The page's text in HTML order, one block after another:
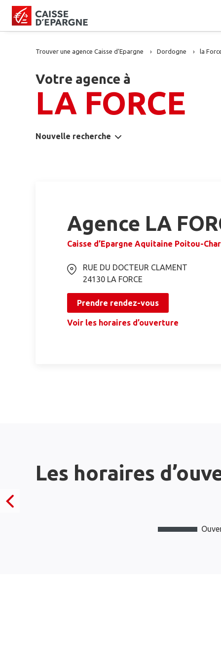
Trouver une agence Caisse d’Epargne Dordogne la
Votre agence à
LA FORCE
Nouvelle recherche
Agence LA
Caisse d’Epargne Aquitaine Poitou-
RUE DU DOCTEUR CLAMENT
24130 LA FORCE
Prendre rendez-vous
Voir les horaires d’ouverture
Les horaires